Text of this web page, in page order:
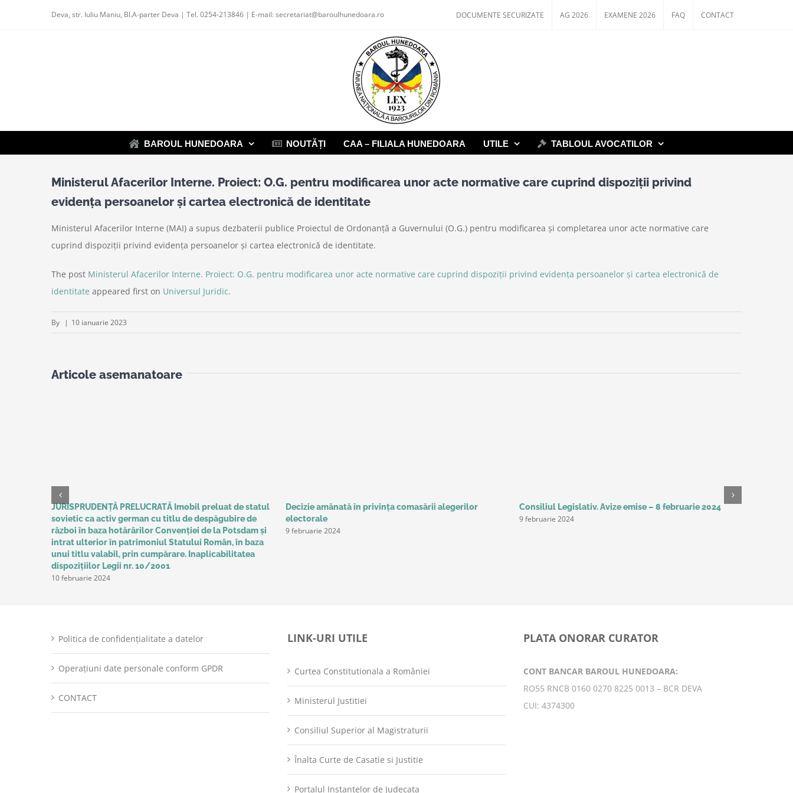
Deva, str. Iuliu Maniu, Bl.A-parter Deva | Tel. 0254-213846 | E-mail: secretariat@baroulhunedoara.ro DOCUMENTE SECURIZATE AG 2026 EXAMENE 2026 FAQ CONTACT
BAROUL HUNEDOARA NOUTĂȚI CAA – FILIALA HUNEDOARA UTILE TABLOUL AVOCATILOR
Ministerul Afacerilor Interne. Proiect: O.G. pentru modificarea unor acte normative care cuprind dispoziții privind
evidența persoanelor și cartea electronică de identitate
Ministerul Afacerilor Interne (MAI) a supus dezbaterii publice Proiectul de Ordonanță a Guvernului (O.G.) pentru modificarea și completarea unor acte normative care
cuprind dispoziții privind evidența persoanelor și cartea electronică de identitate.
The post Ministerul Afacerilor Interne. Proiect: O.G. pentru modificarea unor acte normative care cuprind dispoziții privind evidența persoanelor și cartea electronică de
identitate appeared first on Universul Juridic.
By | 10 ianuarie 2023
Articole asemanatoare
JURISPRUDENȚĂ PRELUCRATĂ Imobil preluat de statul
sovietic ca activ german cu titlu de despăgubire de
război în baza hotărârilor Convenţiei de la Potsdam și
intrat ulterior în patrimoniul Statului Român, în baza
unui titlu valabil, prin cumpărare. Inaplicabilitatea
dispozițiilor Legii nr. 10/2001
10 februarie 2024
Decizie amânată în privinţa comasării alegerilor
electorale
9 februarie 2024
Consiliul Legislativ. Avize emise – 8 februarie 2024
9 februarie 2024
Politica de confidențialitate a datelor
Operațiuni date personale conform GPDR
CONTACT
LINK-URI UTILE
Curtea Constitutionala a României
Ministerul Justitiei
Consiliul Superior al Magistraturii
Înalta Curte de Casatie si Justitie
Portalul Instantelor de Judecata
PLATA ONORAR CURATOR
CONT BANCAR BAROUL HUNEDOARA:
RO55 RNCB 0160 0270 8225 0013 – BCR DEVA
CUI: 4374300